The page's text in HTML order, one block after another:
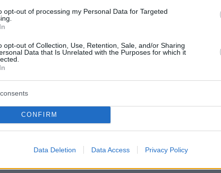
opt-out of processing my Personal Data for Targeted
opt-out of Collection, Use, Retention, Sale, and/or Sharing
Data that Is Unrelated with the Purposes for which it
CONFIRM
Data Deletion Data Access Privacy Policy
την επίλυση της διαμάχης τους, δήλωσε
ότι η Ουάσιγκτον
ημέρες
ομάδα μας έχει φέρει σε πολύ καλή
είμαστε πολύ κοντά
ανέφερε ότι οι συμφωνηθέντες όροι
τους βασικούς στόχους του Ντόναλντ Τραμπ
οι Αμερικανοί είναι κατά 80%-85% βέβαιοι